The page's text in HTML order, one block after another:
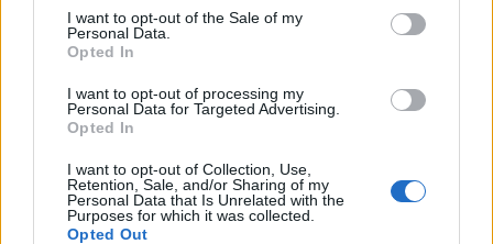
consent section.
I want to opt-out of the Sale of my
Personal Data.
Opted In
I want to opt-out of processing my
Personal Data for Targeted Advertising.
Opted In
I want to opt-out of Collection, Use,
Retention, Sale, and/or Sharing of my
Personal Data that Is Unrelated with the
Purposes for which it was collected.
Opted Out